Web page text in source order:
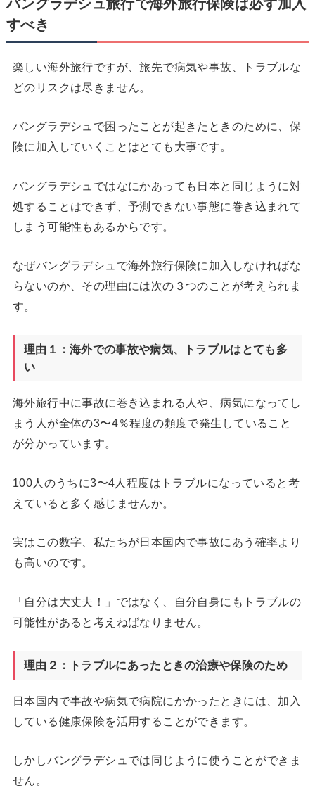
バングラデシュ旅行で海外旅行保険は必ず加入
すべき
楽しい海外旅行ですが、旅先で病気や事故、トラブルな
どのリスクは尽きません。
バングラデシュで困ったことが起きたときのために、保
険に加入していくことはとても大事です。
バングラデシュではなにかあっても日本と同じように対
処することはできず、予測できない事態に巻き込まれて
しまう可能性もあるからです。
なぜバングラデシュで海外旅行保険に加入しなければな
らないのか、その理由には次の３つのことが考えられま
す。
理由１：海外での事故や病気、トラブルはとても多
い
海外旅行中に事故に巻き込まれる人や、病気になってし
まう人が全体の3〜4％程度の頻度で発生していること
が分かっています。
100人のうちに3〜4人程度はトラブルになっていると考
えていると多く感じませんか。
実はこの数字、私たちが日本国内で事故にあう確率より
も高いのです。
「自分は大丈夫！」ではなく、自分自身にもトラブルの
可能性があると考えねばなりません。
理由２：トラブルにあったときの治療や保険のため
日本国内で事故や病気で病院にかかったときには、加入
している健康保険を活用することができます。
しかしバングラデシュでは同じように使うことができま
せん。